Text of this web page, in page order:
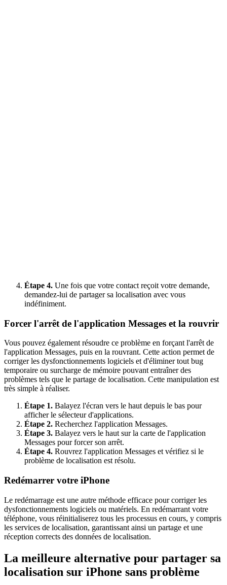
Étape 4. Une fois que votre contact reçoit votre demande,
demandez-lui de partager sa localisation avec vous
indéfiniment.
Forcer l'arrêt de l'application Messages et la rouvrir
Vous pouvez également résoudre ce problème en forçant l'arrêt de
l'application Messages, puis en la rouvrant. Cette action permet de
corriger les dysfonctionnements logiciels et d'éliminer tout bug
temporaire ou surcharge de mémoire pouvant entraîner des
problèmes tels que le partage de localisation. Cette manipulation est
très simple à réaliser.
Étape 1. Balayez l'écran vers le haut depuis le bas pour
afficher le sélecteur d'applications.
Étape 2. Recherchez l'application Messages.
Étape 3. Balayez vers le haut sur la carte de l'application
Messages pour forcer son arrêt.
Étape 4. Rouvrez l'application Messages et vérifiez si le
problème de localisation est résolu.
Redémarrer votre iPhone
Le redémarrage est une autre méthode efficace pour corriger les
dysfonctionnements logiciels ou matériels. En redémarrant votre
téléphone, vous réinitialiserez tous les processus en cours, y compris
les services de localisation, garantissant ainsi un partage et une
réception corrects des données de localisation.
La meilleure alternative pour partager sa
localisation sur iPhone sans problème